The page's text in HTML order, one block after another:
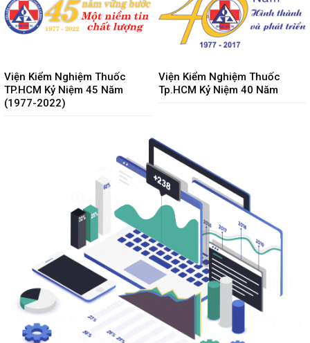
Viện Kiểm Nghiệm Thuốc
TP.HCM Kỷ Niệm 45 Năm
(1977-2022)
Viện Kiểm Nghiệm Thuốc
Tp.HCM Kỷ Niệm 40 Năm